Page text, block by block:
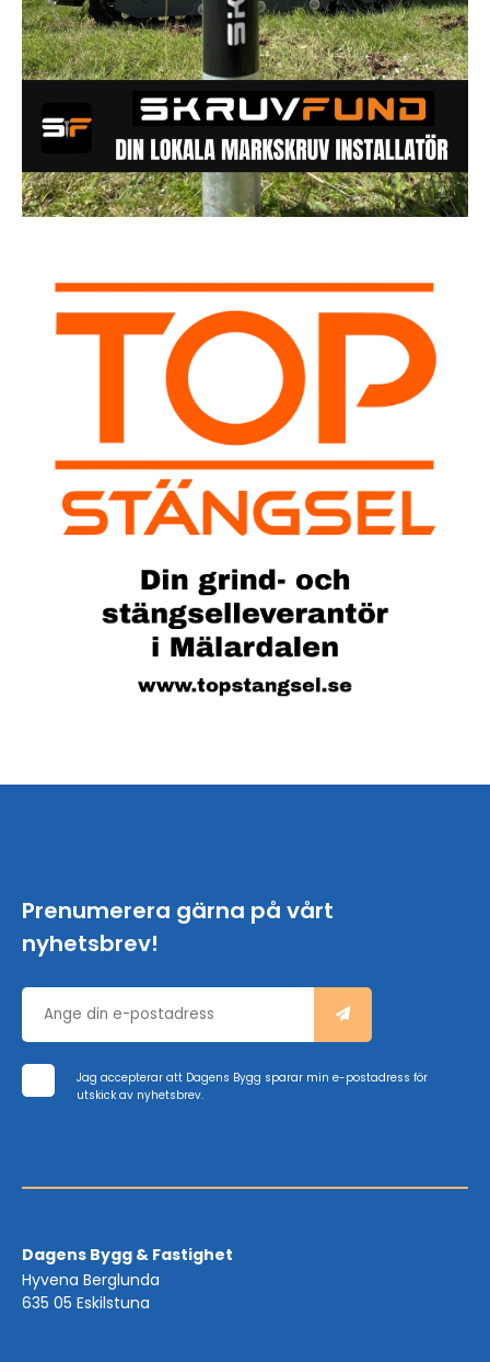
Prenumerera gärna på vårt
nyhetsbrev!
Jag accepterar att Dagens Bygg sparar min e-postadress för
utskick av nyhetsbrev.
Dagens Bygg & Fastighet
Hyvena Berglunda
635 05 Eskilstuna